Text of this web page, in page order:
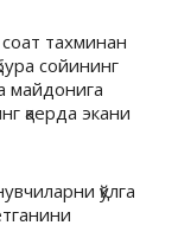
тахминан
сойининг
майдонига
қаерда экани
қўлга